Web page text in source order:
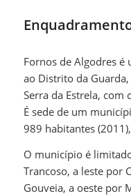
Fornos de Algodres é
ao Distrito da
Serra da Estrela, com
É sede de um
989 habitantes
O município é
Trancoso, a leste por
Gouveia, a oeste por